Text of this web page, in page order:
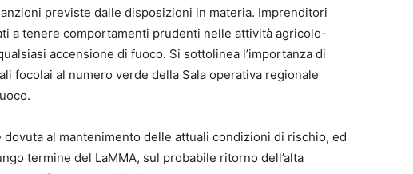
previste dalle disposizioni in materia. Imprenditori
a tenere comportamenti prudenti nelle attività agricolo-
accensione di fuoco. Si sottolinea l’importanza di
focolai al numero verde della Sala operativa regionale
dovuta al mantenimento delle attuali condizioni di rischio, ed
termine del LaMMA, sul probabile ritorno dell’alta